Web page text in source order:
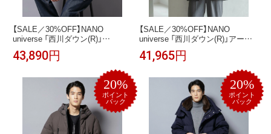
【SALE／30%OFF】NANO
universe 「西川ダウン(R)」
SOLOTEXショートダウン ナノユ
ニバース ジャケット・アウター
ダウンジャケット・ダウンベスト
グレー ホワイト ブラック【送料無
43,890円
【SALE／30%OFF】NANO
universe 「西川ダウン(R)」アーク
ティックダウン ナノユニバース
ジャケット・アウター ダウンジ
ャケット・ダウンベスト ブラウ
ン ブラック【送料無料】
41,965円
20%
ポイント
バック
20%
ポイント
バック